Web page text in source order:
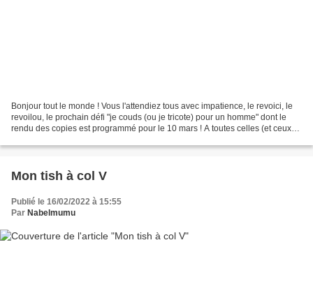
Bonjour tout le monde ! Vous l'attendiez tous avec impatience, le revoici, le
revoilou, le prochain défi "je couds (ou je tricote) pour un homme" dont le
rendu des copies est programmé pour le 10 mars ! A toutes celles (et ceux)
Mon tish à col V
Publié le 16/02/2022 à 15:55
Par Nabelmumu